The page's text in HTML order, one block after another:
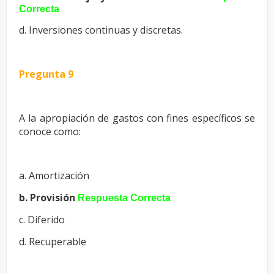
Correcta
d. Inversiones continuas y discretas.
Pregunta 9
A la apropiación de gastos con fines específicos se
conoce como:
a. Amortización
b. Provisión Respuesta Correcta
c. Diferido
d. Recuperable